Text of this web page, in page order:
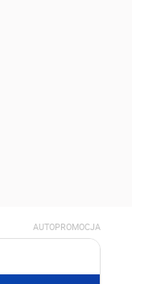
AUTOPROMOCJA